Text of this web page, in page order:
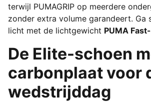
terwijl PUMAGRIP op meerdere
zonder extra volume garandeert. Ga
licht met de lichtgewicht PUMA
De Elite-schoen
carbonplaat voor
wedstrijddag